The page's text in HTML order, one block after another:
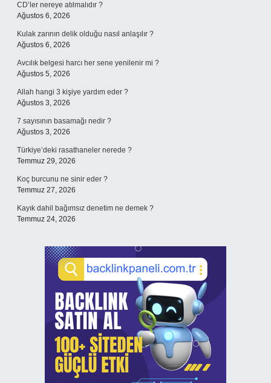
CD’ler nereye atılmalıdır ?
Ağustos 6, 2026
Kulak zarının delik olduğu nasıl anlaşılır ?
Ağustos 6, 2026
Avcılık belgesi harcı her sene yenilenir mi ?
Ağustos 5, 2026
Allah hangi 3 kişiye yardım eder ?
Ağustos 3, 2026
7 sayısının basamağı nedir ?
Ağustos 3, 2026
Türkiye’deki rasathaneler nerede ?
Temmuz 29, 2026
Koç burcunu ne sinir eder ?
Temmuz 27, 2026
Kayık dahil bağımsız denetim ne demek ?
Temmuz 24, 2026